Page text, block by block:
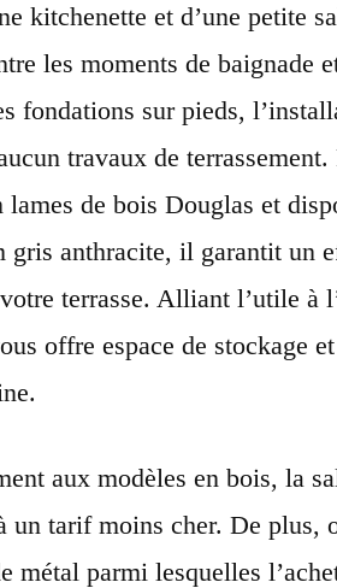
kitchenette et d’une petite
les moments de baignade
fondations sur pieds,
travaux de
lames de bois Douglas et
gris anthracite, il garantit un
terrasse. Alliant l’utile à
offre espace de stockage
aux modèles en bois, la
un tarif moins cher.De plus,
métal parmi lesquelles